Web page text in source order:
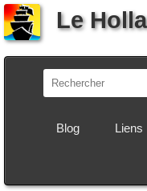
Le
Blog Liens